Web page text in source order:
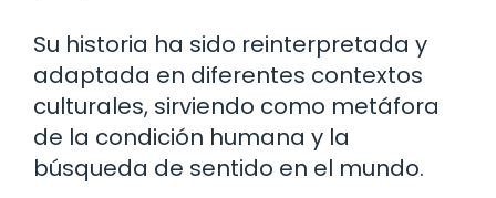
Su historia ha sido reinterpretada y
adaptada en diferentes contextos
culturales, sirviendo como metáfora
de la condición humana y la
búsqueda de sentido en el mundo.